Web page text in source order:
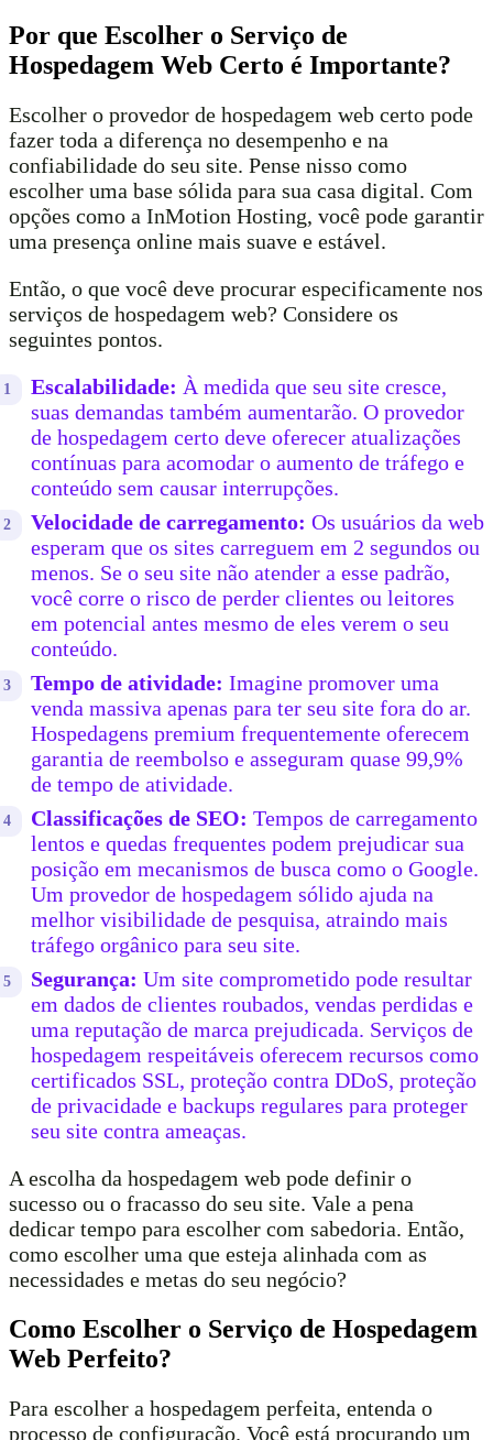
Por que Escolher o Serviço de
Hospedagem Web Certo é Importante?
Escolher o provedor de hospedagem web certo pode
fazer toda a diferença no desempenho e na
confiabilidade do seu site. Pense nisso como
escolher uma base sólida para sua casa digital. Com
opções como a InMotion Hosting, você pode garantir
uma presença online mais suave e estável.
Então, o que você deve procurar especificamente nos
serviços de hospedagem web? Considere os
seguintes pontos.
Escalabilidade: À medida que seu site cresce,
suas demandas também aumentarão. O provedor
de hospedagem certo deve oferecer atualizações
contínuas para acomodar o aumento de tráfego e
conteúdo sem causar interrupções.
Velocidade de carregamento: Os usuários da web
esperam que os sites carreguem em 2 segundos ou
menos. Se o seu site não atender a esse padrão,
você corre o risco de perder clientes ou leitores
em potencial antes mesmo de eles verem o seu
conteúdo.
Tempo de atividade: Imagine promover uma
venda massiva apenas para ter seu site fora do ar.
Hospedagens premium frequentemente oferecem
garantia de reembolso e asseguram quase 99,9%
de tempo de atividade.
Classificações de SEO: Tempos de carregamento
lentos e quedas frequentes podem prejudicar sua
posição em mecanismos de busca como o Google.
Um provedor de hospedagem sólido ajuda na
melhor visibilidade de pesquisa, atraindo mais
tráfego orgânico para seu site.
Segurança: Um site comprometido pode resultar
em dados de clientes roubados, vendas perdidas e
uma reputação de marca prejudicada. Serviços de
hospedagem respeitáveis oferecem recursos como
certificados SSL, proteção contra DDoS, proteção
de privacidade e backups regulares para proteger
seu site contra ameaças.
A escolha da hospedagem web pode definir o
sucesso ou o fracasso do seu site. Vale a pena
dedicar tempo para escolher com sabedoria. Então,
como escolher uma que esteja alinhada com as
necessidades e metas do seu negócio?
Como Escolher o Serviço de Hospedagem
Web Perfeito?
Para escolher a hospedagem perfeita, entenda o
processo de configuração. Você está procurando um